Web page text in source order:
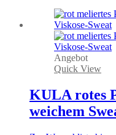
auf
Angebot
Quick View
KULA rotes
weichem